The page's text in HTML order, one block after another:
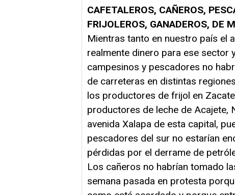
CAFETALEROS, CAÑEROS,
FRIJOLEROS, GANADEROS, DE
Mientras tanto en nuestro país el
realmente dinero para ese sector
campesinos y pescadores no
de carreteras en distintas
los productores de frijol en
productores de leche de Acajete,
avenida Xalapa de esta capital,
pescadores del sur no estarían
pérdidas por el derrame de
Los cañeros no habrían tomado
semana pasada en protesta